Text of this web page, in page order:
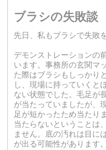
ブラシの失敗談
先日、私もブラシで失敗
デモンストレーションの
います。事務所の玄関マ
た際はブラシもしっかり
し、現場に持っていくと
ない状態でした。毛足が
が当たっていましたが、
足が短かったため当たり
当たらないということは
ません。底の汚れは目に
が出る可能性があります。